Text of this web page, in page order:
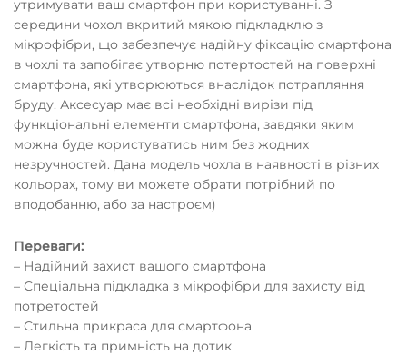
утримувати ваш смартфон при користуванні. З
середини чохол вкритий мякою підкладклю з
мікрофібри, що забезпечує надійну фіксацію смартфона
в чохлі та запобігає утворню потертостей на поверхні
смартфона, які утворюються внаслідок потрапляння
бруду. Аксесуар має всі необхідні вирізи під
функціональні елементи смартфона, завдяки яким
можна буде користуватись ним без жодних
незручностей. Дана модель чохла в наявності в різних
кольорах, тому ви можете обрати потрібний по
вподобанню, або за настроєм)
Переваги:
– Надійний захист вашого смартфона
– Спеціальна підкладка з мікрофібри для захисту від
потретостей
– Стильна прикраса для смартфона
– Легкість та примність на дотик